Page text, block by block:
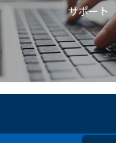
サポート